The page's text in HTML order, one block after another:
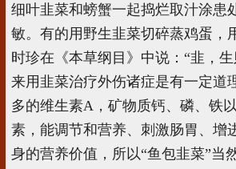
细叶韭菜和螃蟹一起捣烂取汁涂患
敏。有的用野生韭菜切碎蒸鸡蛋，
时珍在《本草纲目》中说：“韭，
来用韭菜治疗外伤诸症是有一定道
多的维生素A，矿物质钙、磷、铁
素，能调节和营养、刺激肠胃、增
身的营养价值，所以“鱼包韭菜”当